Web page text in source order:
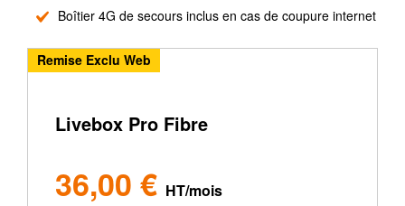
Boîtier 4G de secours inclus en cas de coupure internet
Remise Exclu Web
Livebox Pro Fibre
36,00 € HT/mois